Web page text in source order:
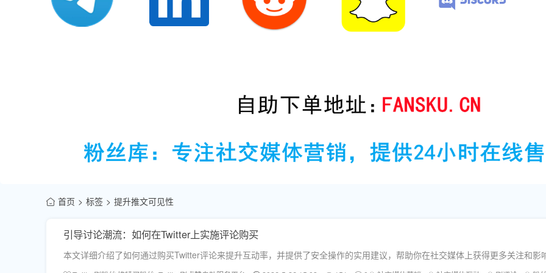
首页 标签 提升推文可见性
引导讨论潮流：如何在Twitter上实施评论购买
本文详细介绍了如何通过购买Twitter评论来提升互动率，并提供了安全操作的实用建议，帮助你在社交媒体上获得更多关注和影